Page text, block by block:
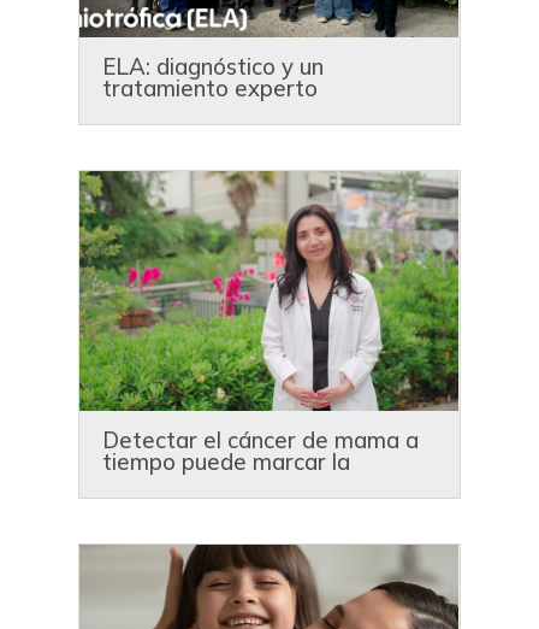
ELA: diagnóstico y un
tratamiento experto
Detectar el cáncer de mama a
tiempo puede marcar la
diferencia